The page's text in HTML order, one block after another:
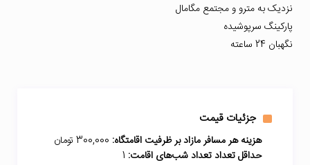
نزدیک به مترو و مجتمع مگامال
پارکینگ سرپوشیده
نگهبان 24 ساعته
جزئیات قیمت
هزینه هر مسافر مازاد بر ظرفیت اقامتگاه:
حداقل تعداد تعداد شب‌های اقامت: